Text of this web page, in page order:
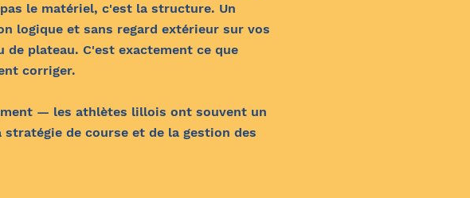
le matériel, c'est la structure. Un
logique et sans regard extérieur sur vos
plateau. C'est exactement ce que
corriger.
— les athlètes lillois ont souvent un
de course et de la gestion des